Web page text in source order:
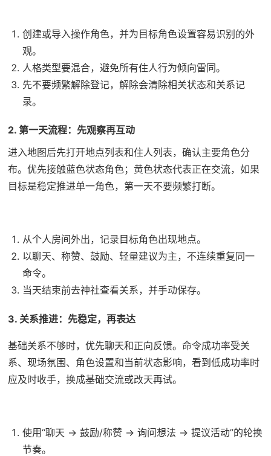
创建或导入操作角色，并为目标角色设置容易识别的外
观。
人格类型要混合，避免所有住人行为倾向雷同。
先不要频繁解除登记，解除会清除相关状态和关系记
录。
2. 第一天流程：先观察再互动
进入地图后先打开地点列表和住人列表，确认主要角色分
布。优先接触蓝色状态角色；黄色状态代表正在交流，如果
目标是稳定推进单一角色，第一天不要频繁打断。
从个人房间外出，记录目标角色出现地点。
以聊天、称赞、鼓励、轻量建议为主，不连续重复同一
命令。
当天结束前去神社查看关系，并手动保存。
3. 关系推进：先稳定，再表达
基础关系不够时，优先聊天和正向反馈。命令成功率受关
系、现场氛围、角色设置和当前状态影响，看到低成功率时
应及时收手，换成基础交流或改天再试。
使用“聊天 -> 鼓励/称赞 -> 询问想法 -> 提议活动”的轮换
节奏。